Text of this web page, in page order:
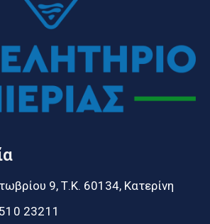
9, Τ.Κ. 60134, Κατερίνη
23211